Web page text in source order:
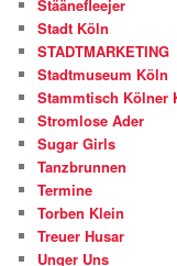
Stäänefleejer
Stadt Köln
STADTMARKETING
Stadtmuseum Köln
Stammtisch Kölner
Stromlose Ader
Sugar Girls
Tanzbrunnen
Termine
Torben Klein
Treuer Husar
Unger Uns